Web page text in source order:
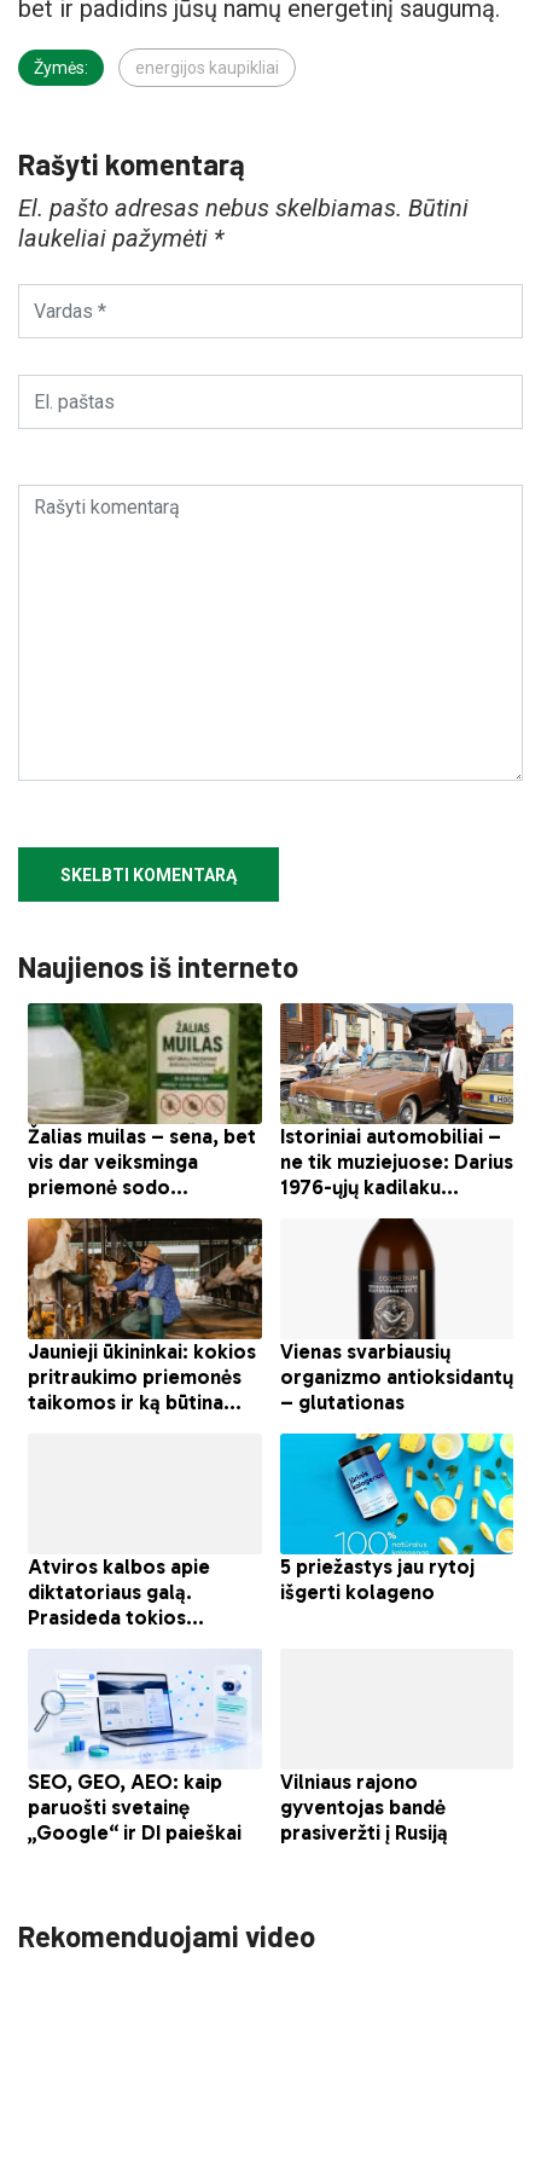
bet ir padidins jūsų namų energetinį saugumą.
Žymės: energijos kaupikliai
Rašyti komentarą
El. pašto adresas nebus skelbiamas. Būtini
laukeliai pažymėti *
Naujienos iš interneto
Rekomenduojami video